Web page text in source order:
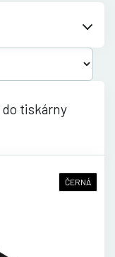
do tiskárny
ČERNÁ